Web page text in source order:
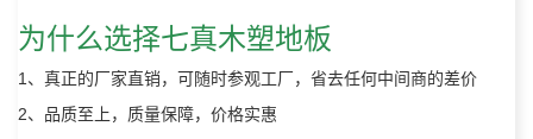
为什么选择七真木塑地板
1、真正的厂家直销，可随时参观工厂，省去任何中间商的差价
2、品质至上，质量保障，价格实惠